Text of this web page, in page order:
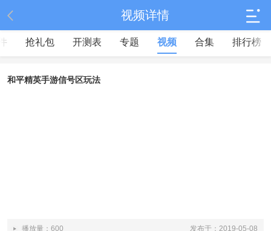
视频详情
抢礼包 开测表 专题 视频 合集 排行榜
和平精英手游信号区玩法
播放量：600 发布于：2019-05-08